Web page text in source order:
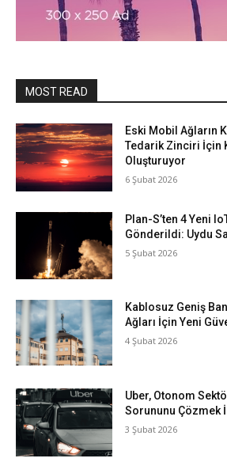
MOST READ
Eski Mobil Ağların
Tedarik Zinciri İçin
Oluşturuyor
6 Şubat 2026
Plan-S’ten 4 Yeni
Gönderildi: Uydu
5 Şubat 2026
Kablosuz Geniş
Ağları İçin Yeni
4 Şubat 2026
Uber, Otonom
Sorununu Çözmek
3 Şubat 2026